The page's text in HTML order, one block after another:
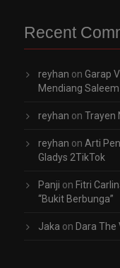
Recent
reyhan on Garap
Mendiang
reyhan on Trayen
reyhan on Arti
Gladys 2TikTok
Panji on Fitri
“Bukit Berbunga”
Jaka on Dara The